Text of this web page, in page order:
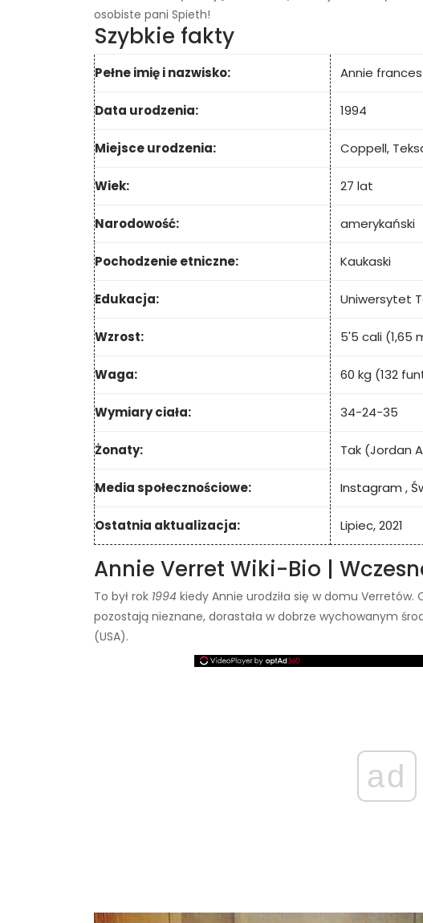
osobiste pani Spieth!
Szybkie fakty
Pełne imię i nazwisko: Annie
Data urodzenia: 1994
Miejsce urodzenia: Coppell,
Wiek: 27 lat
Narodowość: amerykański
Pochodzenie etniczne: Kaukaski
Edukacja: Uniwersytet
Wzrost: 5'5 cali (1,65
Waga: 60 kg (132
Wymiary ciała: 34-24-35
Żonaty: Tak (Jordan
Media społecznościowe: Instagram ,
Ostatnia aktualizacja: Lipiec, 2021
Annie Verret Wiki-Bio |
To był rok 1994 kiedy Annie urodziła się w domu Verretów.
pozostają nieznane, dorastała w dobrze wychowanym
(USA).
ad